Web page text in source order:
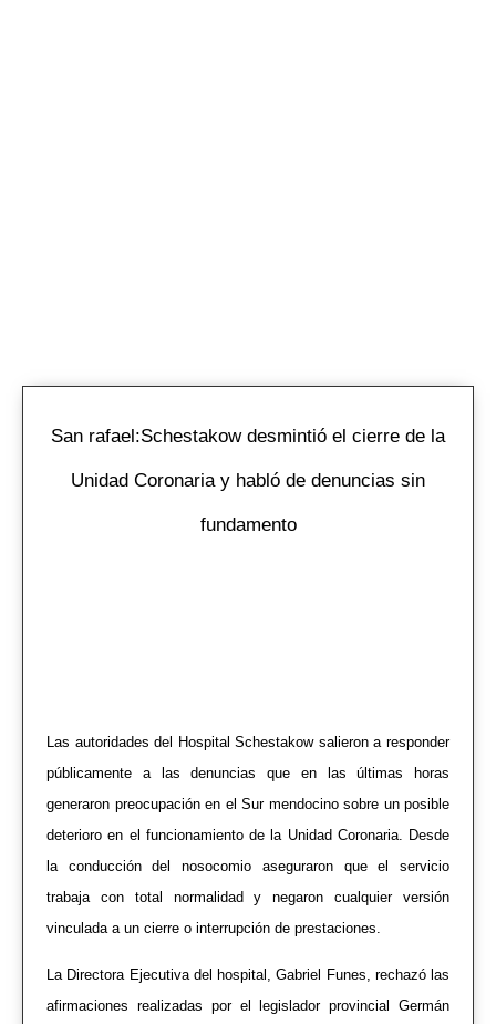
San rafael:Schestakow desmintió el cierre de la
Unidad Coronaria y habló de denuncias sin
fundamento
Las autoridades del Hospital Schestakowsalieron a responder
públicamente a las denuncias que en las últimas horas
generaron preocupación en el Sur mendocino sobre un posible
deterioro en el funcionamiento de la Unidad Coronaria. Desde
la conducción del nosocomio aseguraron que el servicio
trabaja con total normalidad y negaron cualquier versión
vinculada a un cierre o interrupción de prestaciones.
La Directora Ejecutiva del hospital,Gabriel Funes, rechazó las
afirmaciones realizadas por el legislador provincial Germán